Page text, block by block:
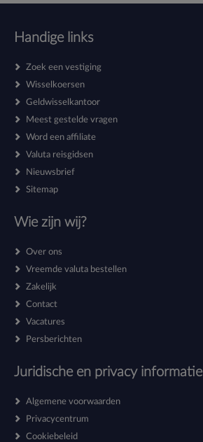
Handige links
Zoek een vestiging
Wisselkoersen
Geldwisselkantoor
Meest gestelde vragen
Word een affiliate
Valuta reisgidsen
Nieuwsbrief
Sitemap
Wie zijn wij?
Over ons
Vreemde valuta bestellen
Zakelijk
Contact
Vacatures
Persberichten
Juridische en privacy informatie
Algemene voorwaarden
Privacycentrum
Cookiebeleid